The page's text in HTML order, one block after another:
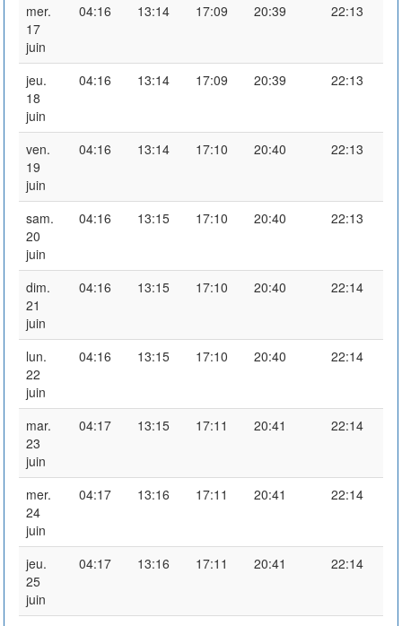
mer.
17
juin
04:16 13:14 17:09 20:39 22:13
jeu.
18
juin
04:16 13:14 17:09 20:39 22:13
ven.
19
juin
04:16 13:14 17:10 20:40 22:13
sam.
20
juin
04:16 13:15 17:10 20:40 22:13
dim.
21
juin
04:16 13:15 17:10 20:40 22:14
lun.
22
juin
04:16 13:15 17:10 20:40 22:14
mar.
23
juin
04:17 13:15 17:11 20:41 22:14
mer.
24
juin
04:17 13:16 17:11 20:41 22:14
jeu.
25
juin
04:17 13:16 17:11 20:41 22:14